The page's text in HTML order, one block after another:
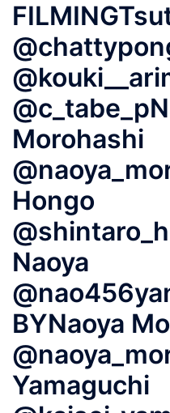
Morohashi
Hongo
Naoya
BYNaoya
Yamaguchi